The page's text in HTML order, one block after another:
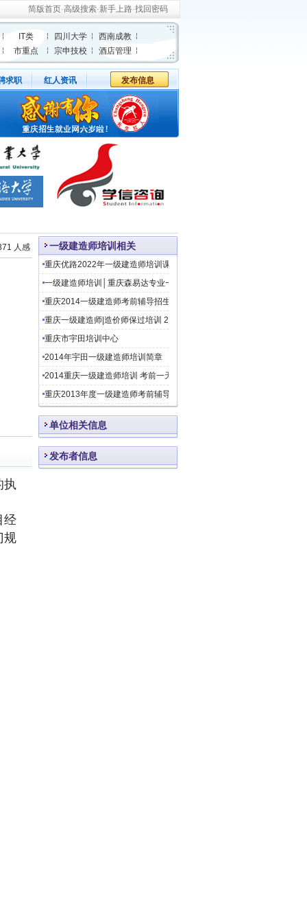
简版首页·高级搜索·新手上路·找回密码
IT类 四川大学
西南成教
市重点 宗申技校 酒店管理
求职 红人资讯 发布信息
人感
执
经
规
一级建造师培训相关
重庆优路2022年一级建造师培训课程
一级建造师培训│重庆森易达专业一级建造师培训
重庆2014一级建造师考前辅导招生简章
重庆一级建造师|造价师保过培训 2013太奇保过班|普通班
重庆市宇田培训中心
2014年宇田一级建造师培训简章
2014重庆一级建造师培训 考前一天押题
重庆2013年度一级建造师考前辅导班招生简章
单位相关信息
发布者信息